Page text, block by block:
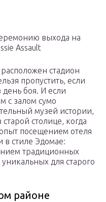
выхода на
Assault
стадион
пропустить, если
день боя. И если
с залом сумо
музей истории,
столице, когда
посещением отеля
в стиле Эдомае:
традиционных
для старого
районе